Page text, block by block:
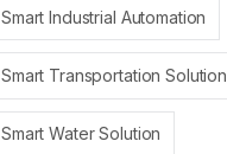
Smart Industrial Automation
Smart Transportation Solution
Smart Water Solution